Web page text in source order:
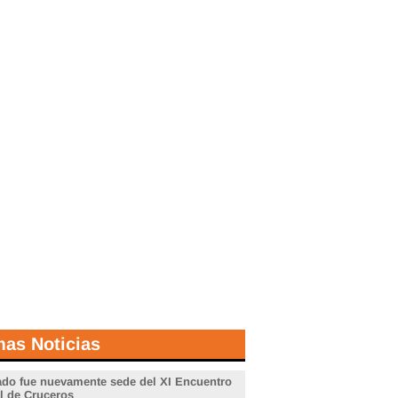
Noticias
fue nuevamente sede del XI Encuentro
de Cruceros